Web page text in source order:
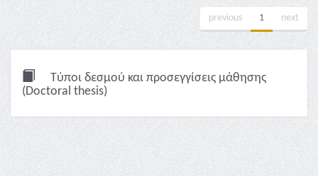
previous 1 next
Τύποι δεσμού και προσεγγίσεις μάθησης
(Doctoral thesis)